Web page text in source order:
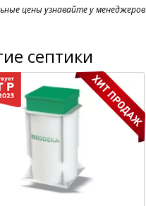
цены узнавайте у менеджеров
септики